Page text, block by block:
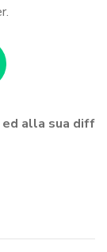
alla sua diff